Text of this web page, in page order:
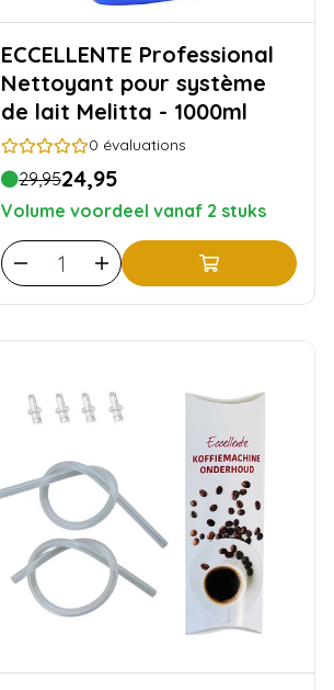
ECCELLENTE Professional
Nettoyant pour système
de lait Melitta - 1000ml
0 évaluations
29,9524,95
Volume voordeel vanaf 2 stuks